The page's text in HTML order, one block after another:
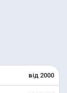
від 2000